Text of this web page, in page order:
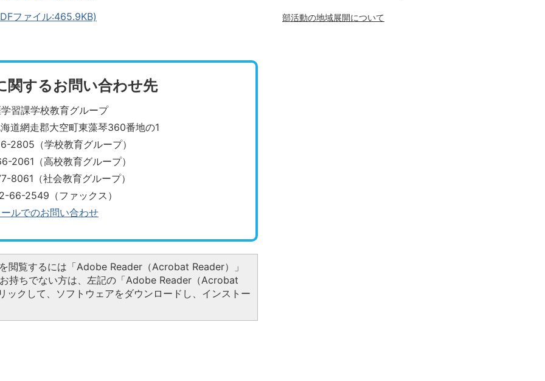
ファイル:465.9KB)
関するお問い合わせ先
習課学校教育グループ
道網走郡大空町東藻琴360番地の1
2805（学校教育グループ）
2061（高校教育グループ）
8061（社会教育グループ）
66-2549（ファックス）
ルでのお問い合わせ
閲覧するには「Adobe Reader（Acrobat Reader）」
持ちでない方は、左記の「Adobe Reader（Acrobat
ックして、ソフトウェアをダウンロードし、インストー
部活動の地域展開について